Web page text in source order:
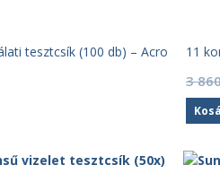
tesztcsík (100 db) – Acro 11
3